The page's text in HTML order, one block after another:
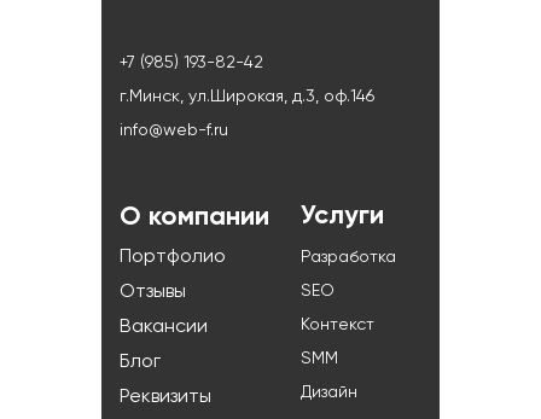
+7 (985) 193-82-42
г.Минск, ул.Широкая, д.3, оф.146
info@web-f.ru
О компании
Портфолио
Отзывы
Вакансии
Блог
Реквизиты
Услуги
Разработка
SEO
Контекст
SMM
Дизайн